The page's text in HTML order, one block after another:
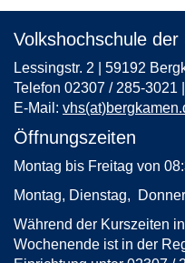
Volkshochschule
Lessingstr. 2 | 59192
Telefon 02307 / 285-3021
E-Mail:
Öffnungszeiten
Montag bis Freitag von
Montag, Dienstag,
Während der Kurszeiten
Wochenende ist in der